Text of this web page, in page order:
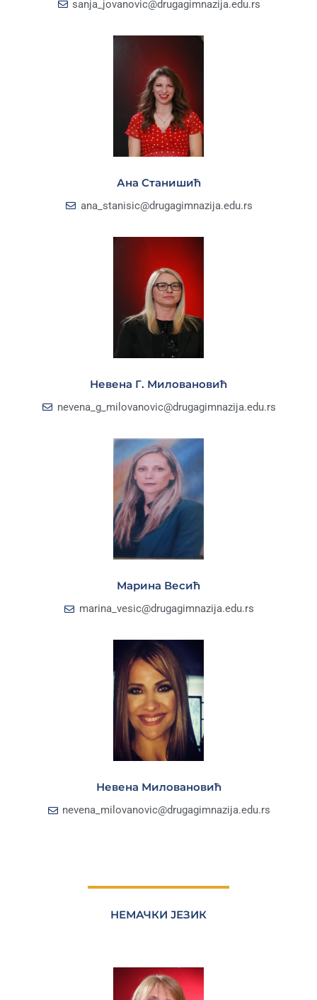
sanja_jovanovic@drugagimnazija.edu.rs
Ана Станишић
ana_stanisic@drugagimnazija.edu.rs
Невена Г. Миловановић
nevena_g_milovanovic@drugagimnazija.edu.rs
Марина Весић
marina_vesic@drugagimnazija.edu.rs
Невена Миловановић
nevena_milovanovic@drugagimnazija.edu.rs
НЕМАЧКИ ЈЕЗИК